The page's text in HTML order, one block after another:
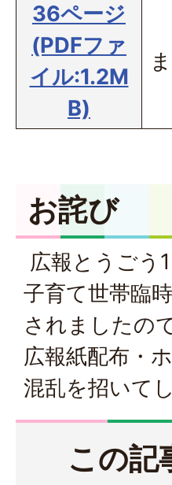
36ページ
(PDFファ
イル:1.2M
B)
お詫び
広報とうごう
子育て世帯臨
されましたの
広報紙配布・
混乱を招いて
この記